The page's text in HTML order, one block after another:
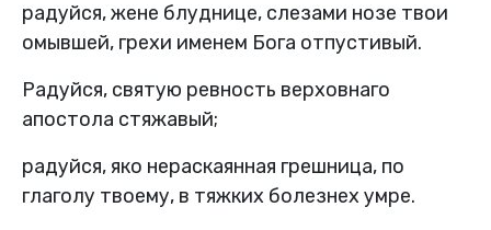
радуйся, жене блуднице, слезами нозе твои
омывшей, грехи именем Бога отпустивый.
Радуйся, святую ревность верховнаго
апостола стяжавый;
радуйся, яко нераскаянная грешница, по
глаголу твоему, в тяжких болезнех умре.